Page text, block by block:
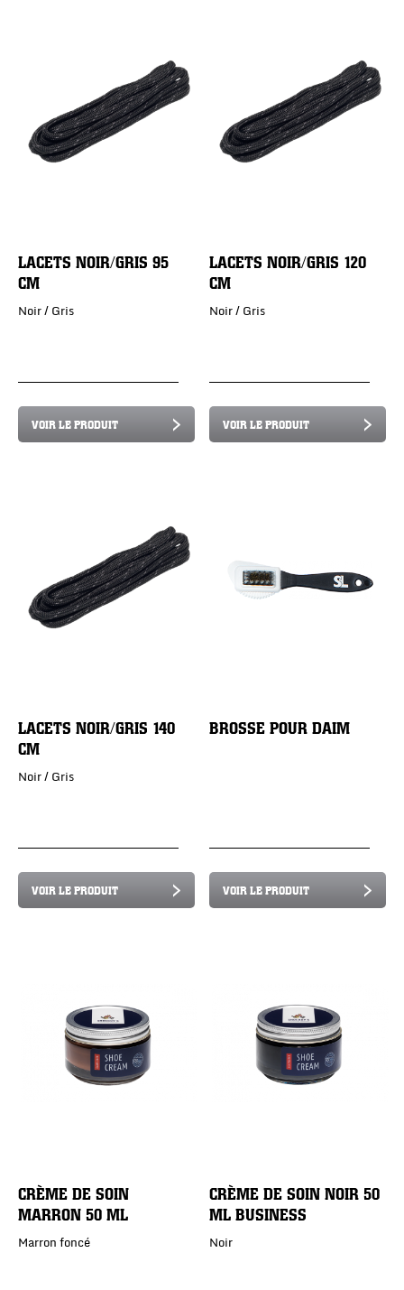
LACETS NOIR/GRIS 95
CM
Noir / Gris
VOIR LE PRODUIT
LACETS NOIR/GRIS 120
CM
Noir / Gris
VOIR LE PRODUIT
LACETS NOIR/GRIS 140
CM
Noir / Gris
VOIR LE PRODUIT
BROSSE POUR DAIM
VOIR LE PRODUIT
CRÈME DE SOIN
MARRON 50 ML
Marron foncé
CRÈME DE SOIN NOIR 50
ML BUSINESS
Noir